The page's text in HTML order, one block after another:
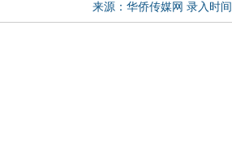
来源： 华侨传媒网 录入时